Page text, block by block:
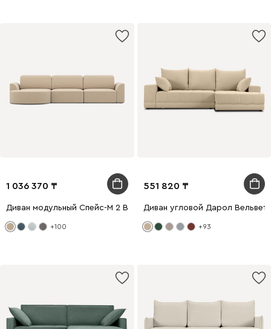
1 036 370
Диван модульный Спейс-М 2 Велюр Бежевый
+100
551 820
Диван угловой Дарол Вельвет
+93